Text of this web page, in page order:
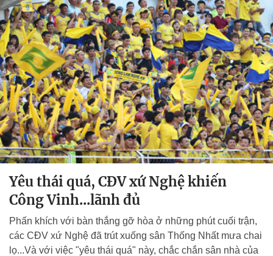
Yêu thái quá, CĐV xứ Nghệ khiến
Công Vinh...lãnh đủ
Phấn khích với bàn thắng gỡ hòa ở những phút cuối trận,
các CĐV xứ Nghệ đã trút xuống sân Thống Nhất mưa chai
lọ...Và với việc "yêu thái quá" này, chắc chắn sân nhà của